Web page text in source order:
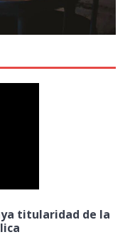
titularidad de la